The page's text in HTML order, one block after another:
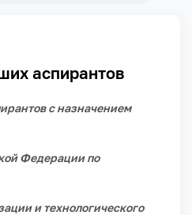
аспирантов
с назначением
Федерации по
и технологического